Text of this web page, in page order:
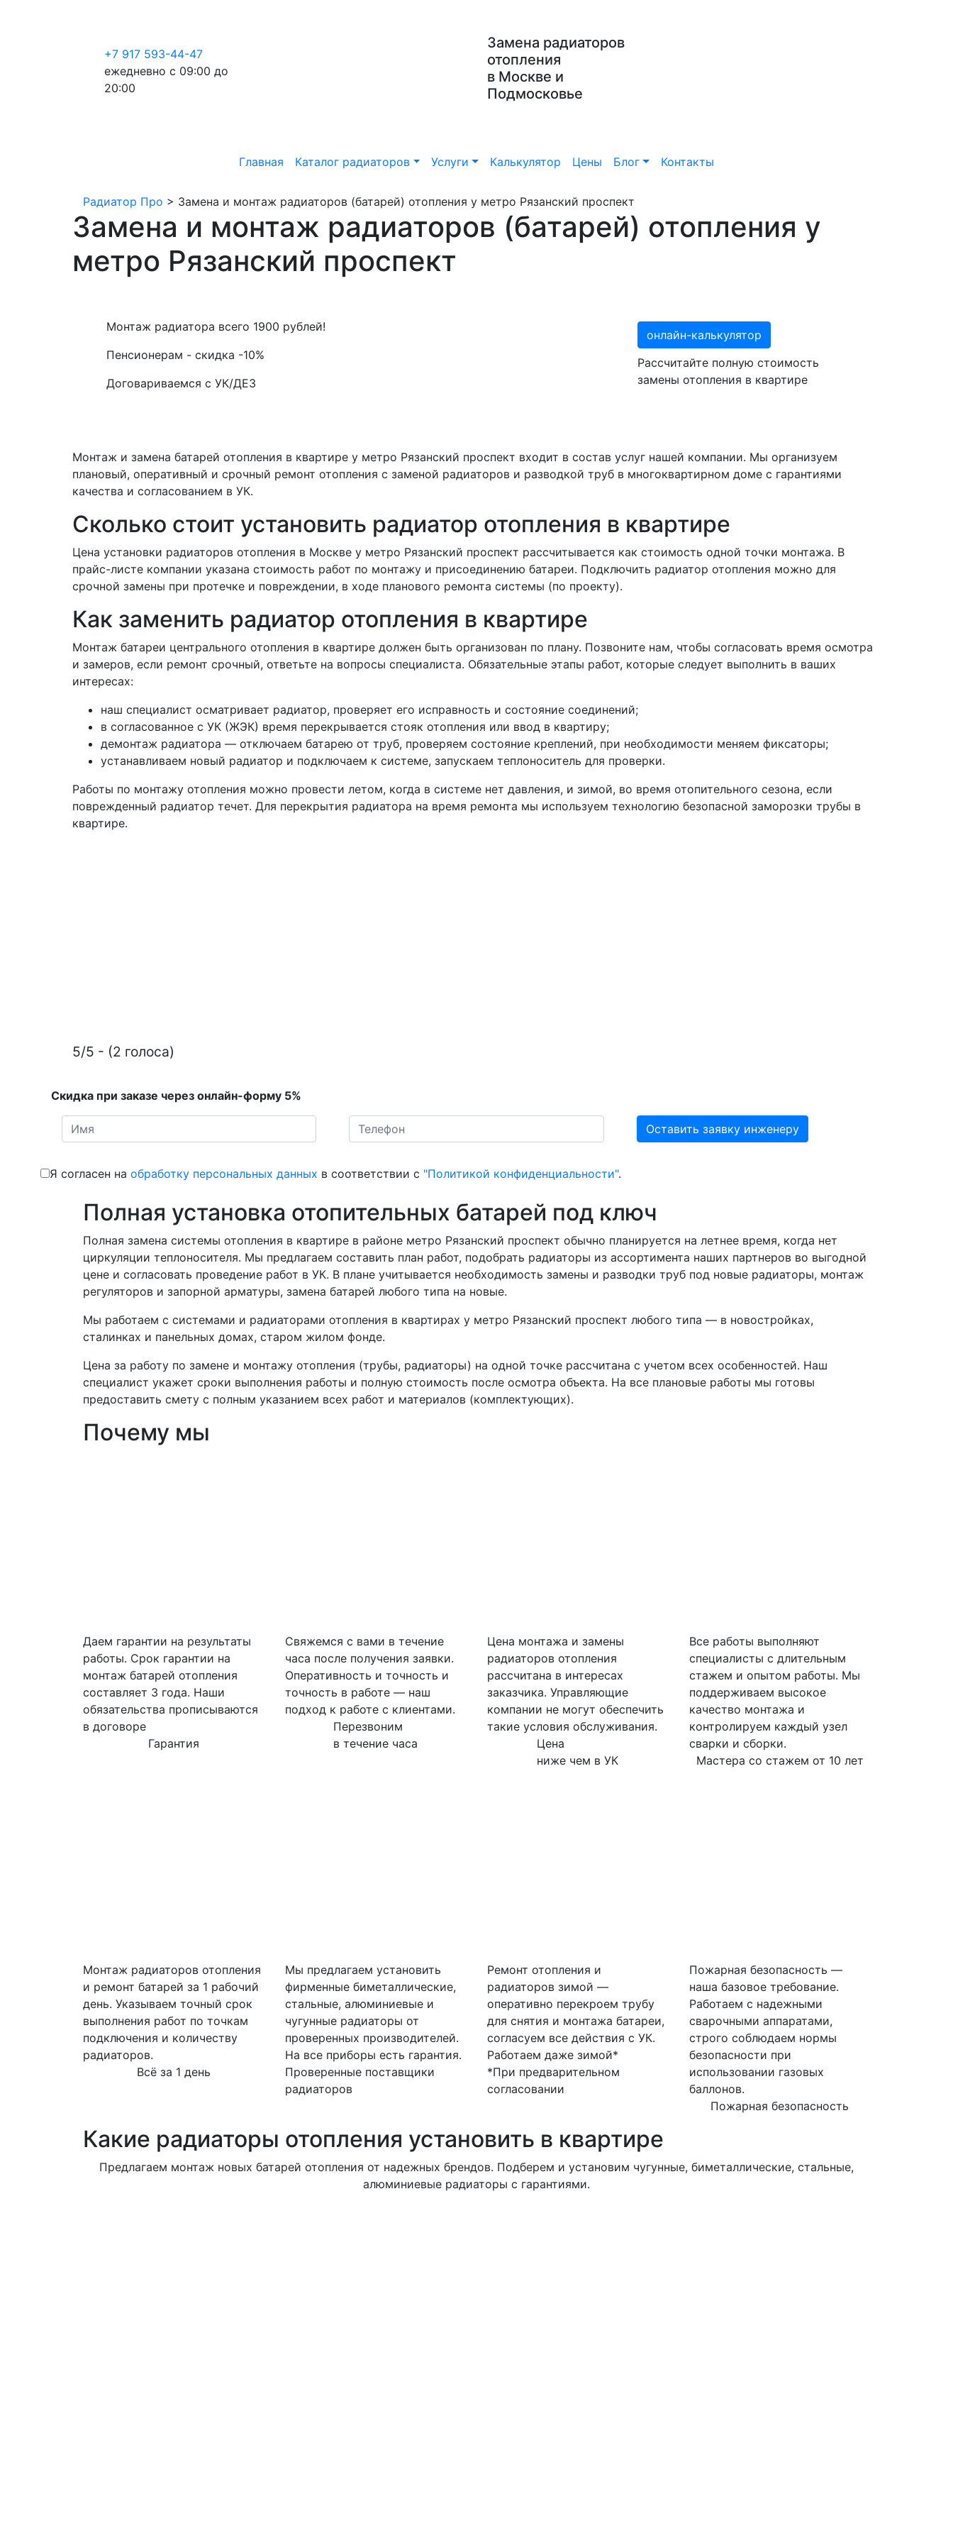
+7 917 593-44-47
ежедневно с 09:00 до
20:00
Замена радиаторов
отопления
в Москве и
Подмосковье
Главная Каталог радиаторов Услуги Калькулятор Цены Блог Контакты
Радиатор Про > Замена и монтаж радиаторов (батарей) отопления у метро Рязанский проспект
Замена и монтаж радиаторов (батарей) отопления у
метро Рязанский проспект
Монтаж радиатора всего 1900 рублей!
Пенсионерам - скидка -10%
Договариваемся с УК/ДЕЗ
онлайн-калькулятор
Рассчитайте полную стоимость
замены отопления в квартире
Монтаж и замена батарей отопления в квартире у метро Рязанский проспект входит в состав услуг нашей компании. Мы организуем
плановый, оперативный и срочный ремонт отопления с заменой радиаторов и разводкой труб в многоквартирном доме с гарантиями
качества и согласованием в УК.
Сколько стоит установить радиатор отопления в квартире
Цена установки радиаторов отопления в Москве у метро Рязанский проспект рассчитывается как стоимость одной точки монтажа. В
прайс-листе компании указана стоимость работ по монтажу и присоединению батареи. Подключить радиатор отопления можно для
срочной замены при протечке и повреждении, в ходе планового ремонта системы (по проекту).
Как заменить радиатор отопления в квартире
Монтаж батареи центрального отопления в квартире должен быть организован по плану. Позвоните нам, чтобы согласовать время осмотра
и замеров, если ремонт срочный, ответьте на вопросы специалиста. Обязательные этапы работ, которые следует выполнить в ваших
интересах:
наш специалист осматривает радиатор, проверяет его исправность и состояние соединений;
в согласованное с УК (ЖЭК) время перекрывается стояк отопления или ввод в квартиру;
демонтаж радиатора — отключаем батарею от труб, проверяем состояние креплений, при необходимости меняем фиксаторы;
устанавливаем новый радиатор и подключаем к системе, запускаем теплоноситель для проверки.
Работы по монтажу отопления можно провести летом, когда в системе нет давления, и зимой, во время отопительного сезона, если
поврежденный радиатор течет. Для перекрытия радиатора на время ремонта мы используем технологию безопасной заморозки трубы в
квартире.
5/5 - (2 голоса)
Скидка при заказе через онлайн-форму 5%
Я согласен на обработку персональных данных в соответствии с "Политикой конфиденциальности".
Полная установка отопительных батарей под ключ
Полная замена системы отопления в квартире в районе метро Рязанский проспект обычно планируется на летнее время, когда нет
циркуляции теплоносителя. Мы предлагаем составить план работ, подобрать радиаторы из ассортимента наших партнеров во выгодной
цене и согласовать проведение работ в УК. В плане учитывается необходимость замены и разводки труб под новые радиаторы, монтаж
регуляторов и запорной арматуры, замена батарей любого типа на новые.
Мы работаем с системами и радиаторами отопления в квартирах у метро Рязанский проспект любого типа — в новостройках,
сталинках и панельных домах, старом жилом фонде.
Цена за работу по замене и монтажу отопления (трубы, радиаторы) на одной точке рассчитана с учетом всех особенностей. Наш
специалист укажет сроки выполнения работы и полную стоимость после осмотра объекта. На все плановые работы мы готовы
предоставить смету с полным указанием всех работ и материалов (комплектующих).
Почему мы
Даем гарантии на результаты
работы. Срок гарантии на
монтаж батарей отопления
составляет 3 года. Наши
обязательства прописываются
в договоре
Гарантия
Свяжемся с вами в течение
часа после получения заявки.
Оперативность и точность и
точность в работе — наш
подход к работе с клиентами.
Перезвоним
в течение часа
Цена монтажа и замены
радиаторов отопления
рассчитана в интересах
заказчика. Управляющие
компании не могут обеспечить
такие условия обслуживания.
Цена
ниже чем в УК
Все работы выполняют
специалисты с длительным
стажем и опытом работы. Мы
поддерживаем высокое
качество монтажа и
контролируем каждый узел
сварки и сборки.
Мастера со стажем от 10 лет
Монтаж радиаторов отопления
и ремонт батарей за 1 рабочий
день. Указываем точный срок
выполнения работ по точкам
подключения и количеству
радиаторов.
Всё за 1 день
Мы предлагаем установить
фирменные биметаллические,
стальные, алюминиевые и
чугунные радиаторы от
проверенных производителей.
На все приборы есть гарантия.
Проверенные поставщики
радиаторов
Ремонт отопления и
радиаторов зимой —
оперативно перекроем трубу
для снятия и монтажа батареи,
согласуем все действия с УК.
Работаем даже зимой*
*При предварительном
согласовании
Пожарная безопасность —
наша базовое требование.
Работаем с надежными
сварочными аппаратами,
строго соблюдаем нормы
безопасности при
использовании газовых
баллонов.
Пожарная безопасность
Какие радиаторы отопления установить в квартире
Предлагаем монтаж новых батарей отопления от надежных брендов. Подберем и установим чугунные, биметаллические, стальные,
алюминиевые радиаторы с гарантиями.